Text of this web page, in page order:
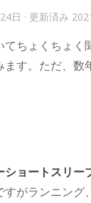
日 · 更新済み
ちょくちょ
す。ただ、
ショートスリー
がランニン